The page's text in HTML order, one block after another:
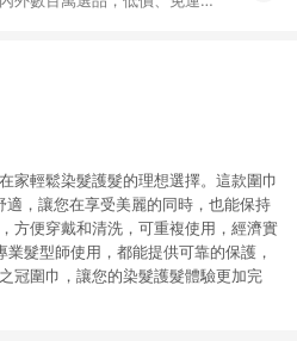
配、火箭跨境優質選品不限金
家輕鬆染髮護髮的理想選擇。這款圍巾
，讓您在享受美麗的同時，也能保持
方便穿戴和清洗，可重複使用，經濟實
髮型師使用，都能提供可靠的保護，
冠圍巾，讓您的染髮護髮體驗更加完